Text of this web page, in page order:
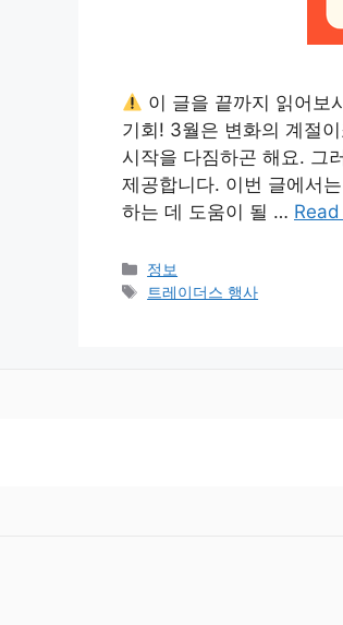
이 글을 끝까지 읽어보
기회! 3월은 변화의 계절
시작을 다짐하곤 해요. 그
제공합니다. 이번 글에서
하는 데 도움이 될 …
카
테
정보
태
트레이더스 행사